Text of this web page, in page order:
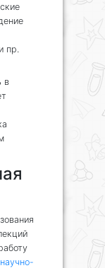
пр.
в
научно-